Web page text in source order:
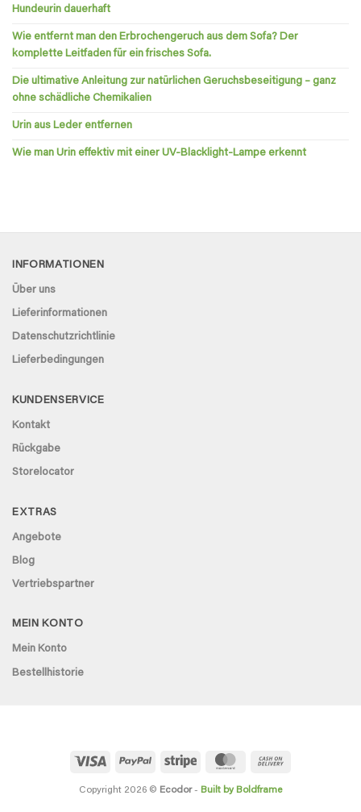
Hundeurin dauerhaft
Wie entfernt man den Erbrochengeruch aus dem Sofa? Der
komplette Leitfaden für ein frisches Sofa.
Die ultimative Anleitung zur natürlichen Geruchsbeseitigung – ganz
ohne schädliche Chemikalien
Urin aus Leder entfernen
Wie man Urin effektiv mit einer UV-Blacklight-Lampe erkennt
INFORMATIONEN
Über uns
Lieferinformationen
Datenschutzrichtlinie
Lieferbedingungen
KUNDENSERVICE
Kontakt
Rückgabe
Storelocator
EXTRAS
Angebote
Blog
Vertriebspartner
MEIN KONTO
Mein Konto
Bestellhistorie
Visa PayPal Stripe MasterCard
Copyright 2026 © Ecodor- Built by Boldframe